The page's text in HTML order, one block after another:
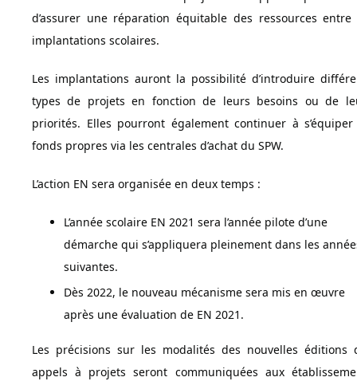
d’assurer une réparation équitable des ressources entre
implantations scolaires.
Les implantations auront la possibilité d’introduire
types de projets en fonction de leurs besoins ou de
priorités. Elles pourront également continuer à
fonds propres via les centrales d’achat du SPW.
L’action EN sera organisée en deux temps :
L’année scolaire EN 2021 sera l’année pilote d’une
démarche qui s’appliquera pleinement dans les
suivantes.
Dès 2022, le nouveau mécanisme sera mis en œuvre
après une évaluation de EN 2021.
Les précisions sur les modalités des nouvelles éditions
appels à projets seront communiquées aux